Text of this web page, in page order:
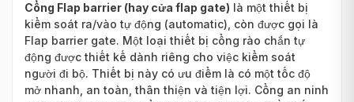
Cổng Flap barrier (hay cửa flap gate) là một thiết bị
kiểm soát ra/vào tự động (automatic), còn được gọi là
Flap barrier gate. Một loại thiết bị cổng rào chắn tự
động được thiết kế dành riêng cho việc kiểm soát
người đi bộ. Thiết bị này có ưu điểm là có một tốc độ
mở nhanh, an toàn, thân thiện và tiện lợi. Cổng an ninh